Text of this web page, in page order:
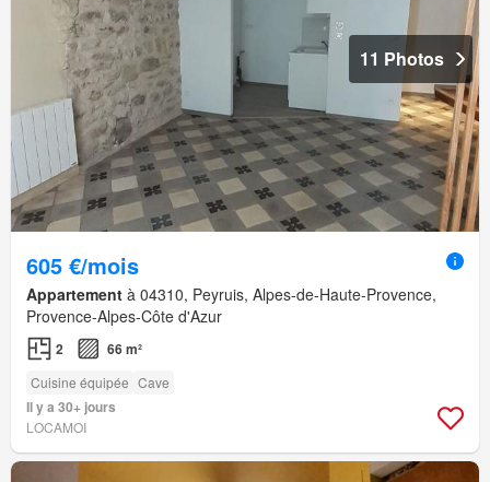
11 Photos
605 €/mois
Appartement à 04310, Peyruis, Alpes-de-Haute-Provence,
Provence-Alpes-Côte d'Azur
2 66 m²
Cuisine équipée Cave
Il y a 30+ jours
LOCAMOI